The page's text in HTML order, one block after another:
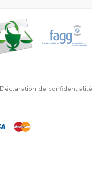
Déclaration de confidentialité